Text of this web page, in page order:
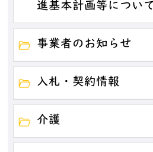
進基本計画等について
事業者のお知らせ
入札・契約情報
介護